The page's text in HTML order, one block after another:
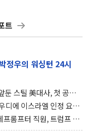
트
박정우의 워싱턴 24시
둔 스틸 美대사, 첫 공개
동맹 강화 최우선 과제"
디에 이스라엘 인정 요
정 서명 하루 만에 좌초
프롬프터 직원, 트럼프 연